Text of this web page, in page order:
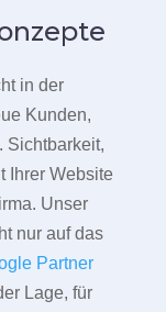
in der
Kunden,
Sichtbarkeit,
Ihrer Website
Unser
nur auf das
Partner
Lage, für